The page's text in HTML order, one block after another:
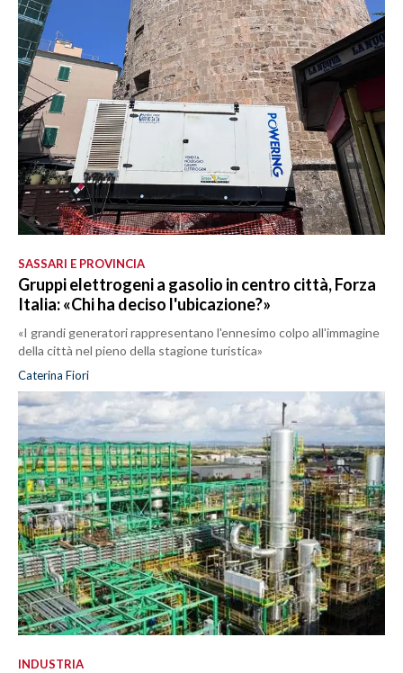
SASSARI E PROVINCIA
Gruppi elettrogeni a gasolio in centro città, Forza
Italia: «Chi ha deciso l'ubicazione?»
«I grandi generatori rappresentano l'ennesimo colpo all'immagine
della città nel pieno della stagione turistica»
Caterina Fiori
INDUSTRIA